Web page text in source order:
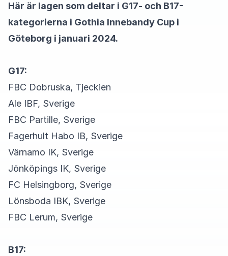
Här är lagen som deltar i G17- och B17-
kategorierna i Gothia Innebandy Cup i
Göteborg i januari 2024.
G17:
FBC Dobruska, Tjeckien
Ale IBF, Sverige
FBC Partille, Sverige
Fagerhult Habo IB, Sverige
Värnamo IK, Sverige
Jönköpings IK, Sverige
FC Helsingborg, Sverige
Lönsboda IBK, Sverige
FBC Lerum, Sverige
B17: